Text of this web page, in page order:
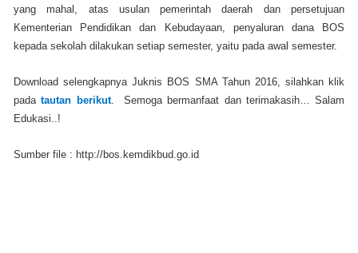
yang mahal, atas usulan pemerintah daerah dan persetujuan
Kementerian Pendidikan dan Kebudayaan, penyaluran dana BOS
kepada sekolah dilakukan setiap semester, yaitu pada awal semester.
Download selengkapnya Juknis BOS SMA Tahun 2016, silahkan klik
padatautan berikut. Semoga bermanfaat dan terimakasih… Salam
Edukasi..!
Sumber file : http://bos.kemdikbud.go.id